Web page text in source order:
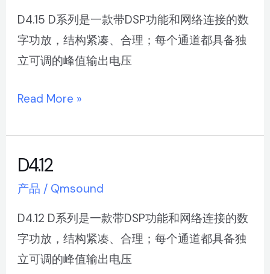
D4.15 D系列是一款带DSP功能和网络连接的数
字功放，结构紧凑、合理；每个通道都具备独
立可调的峰值输出电压
Read More »
D4.12
产品 / Qmsound
D4.12 D系列是一款带DSP功能和网络连接的数
字功放，结构紧凑、合理；每个通道都具备独
立可调的峰值输出电压
D4.12